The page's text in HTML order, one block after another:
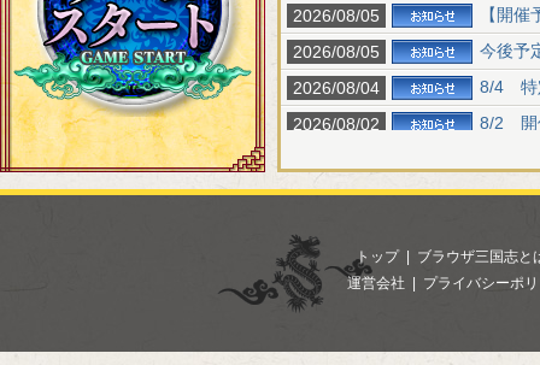
トップ|
ブラウザ三国志と
運営会社
プライバシーポ